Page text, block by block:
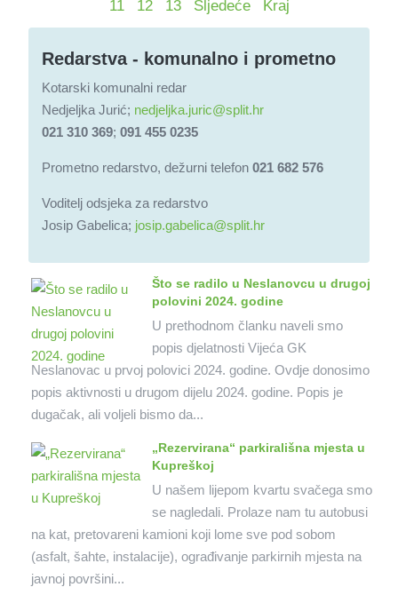
11
12 13 Sljedeće Kraj
Redarstva - komunalno i prometno
Kotarski komunalni redar
Nedjeljka Jurić; nedjeljka.juric@split.hr
021 310 369; 091 455 0235
Prometno redarstvo, dežurni telefon 021 682 576
Voditelj odsjeka za redarstvo
Josip Gabelica; josip.gabelica@split.hr
Što se radilo u Neslanovcu u drugoj
polovini 2024. godine
U prethodnom članku naveli smo
popis djelatnosti Vijeća GK
Neslanovac u prvoj polovici 2024. godine. Ovdje donosimo
popis aktivnosti u drugom dijelu 2024. godine. Popis je
dugačak, ali voljeli bismo da...
„Rezervirana“ parkirališna mjesta u
Kupreškoj
U našem lijepom kvartu svačega smo
se nagledali. Prolaze nam tu autobusi
na kat, pretovareni kamioni koji lome sve pod sobom
(asfalt, šahte, instalacije), ograđivanje parkirnih mjesta na
javnoj površini...